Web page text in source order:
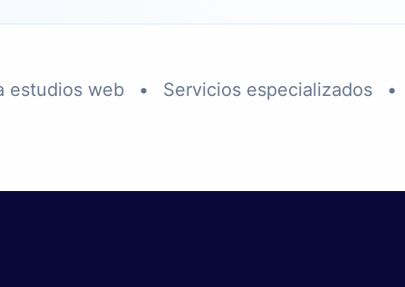
estudios web • Servicios especializados •